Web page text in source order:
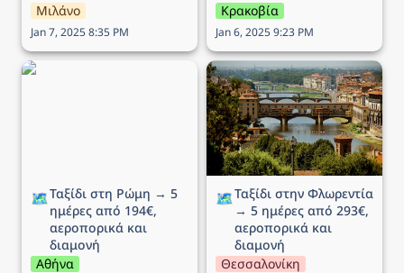
Μιλάνο
Jan 7, 2025 8:35 PM
Κρακοβία
Jan 6, 2025 9:23 PM
Ταξίδι στη Ρώμη → 5
🗺️Ταξίδι στη Ρώμη → 5
ημέρες από 194€,
αεροπορικά και
διαμονή
Αθήνα
Ταξίδι στην Φλωρεντία →
5 ημέρες από 293€,
αεροπορικά και διαμονή
🗺️Ταξίδι στην Φλωρεντία
→ 5 ημέρες από 293€,
αεροπορικά και
διαμονή
Θεσσαλονίκη